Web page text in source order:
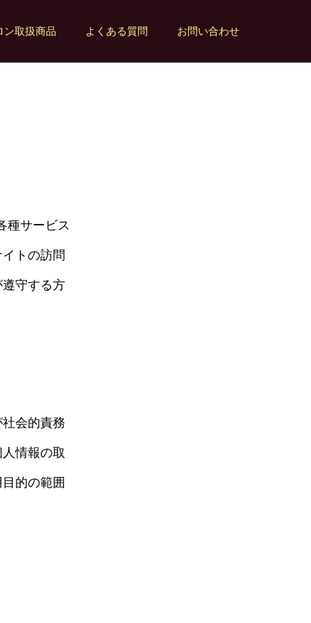
ン取扱商品 よくある質問 お問い合わせ
種サービス
トの訪問
守する方
会的責務
情報の取
的の範囲